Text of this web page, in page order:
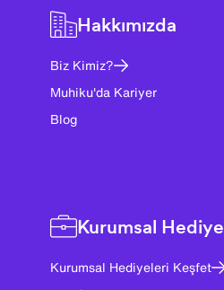
Hakkımızda
Biz Kimiz?
Muhiku'da Kariyer
Blog
Kurumsal Hediye
Kurumsal Hediyeleri Keşfet